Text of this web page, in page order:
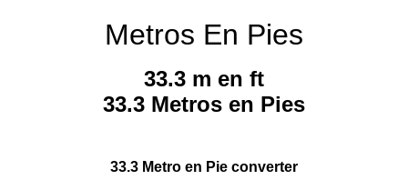
Metros En Pies
33.3 m en ft
33.3 Metros en Pies
33.3 Metro en Pie converter